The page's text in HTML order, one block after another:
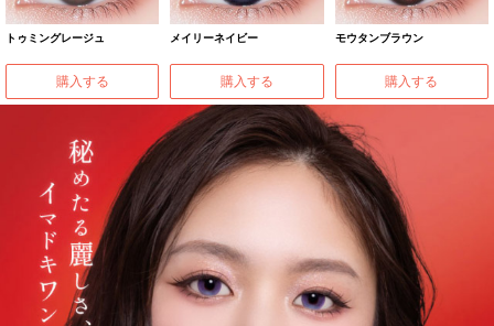
トゥミングレージュ
購入する
メイリーネイビー
購入する
モウタンブラウン
購入する